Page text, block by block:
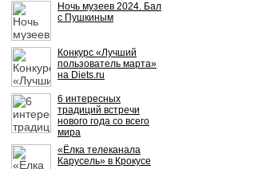
Ночь музеев 2024. Бал
с Пушкиным
Конкурс «Лучший
пользователь марта»
на Diets.ru
6 интересных
традиций встречи
нового года со всего
мира
«Ёлка телеканала
Карусель» в Крокусе